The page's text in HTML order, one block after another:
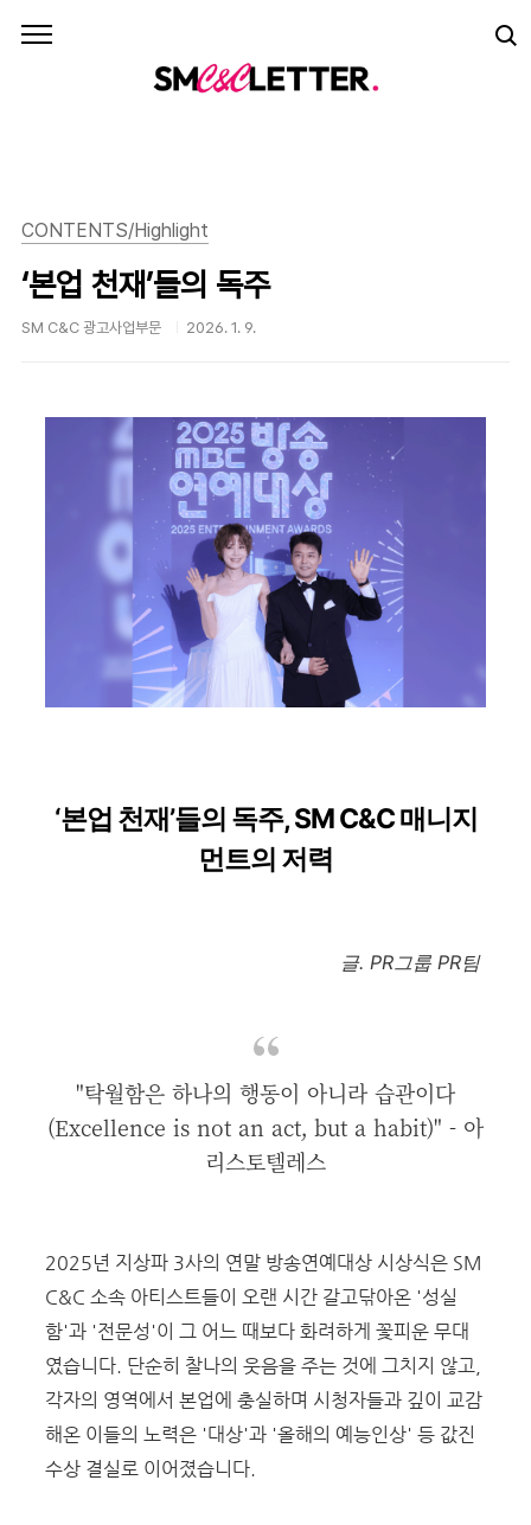
CONTENTS/Highlight
‘본업 천재’들의 독주
SM C&C 광고사업부문 2026. 1. 9.
‘본업 천재’들의 독주, SM C&C 매니지
먼트의 저력
글. PR그룹 PR팀
"탁월함은 하나의 행동이 아니라 습관이다
(Excellence is not an act, but a habit)" - 아
리스토텔레스
2025년 지상파 3사의 연말 방송연예대상 시상식은 SM
C&C 소속 아티스트들이 오랜 시간 갈고닦아온 '성실
함'과 '전문성'이 그 어느 때보다 화려하게 꽃피운 무대
였습니다. 단순히 찰나의 웃음을 주는 것에 그치지 않고,
각자의 영역에서 본업에 충실하며 시청자들과 깊이 교감
해온 이들의 노력은 '대상'과 '올해의 예능인상' 등 값진
수상 결실로 이어졌습니다.